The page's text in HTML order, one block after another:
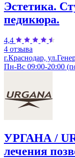
Эстетика.
педикюра.
4,4
4 отзыва
г.Краснодар,
Пн-Вс 09:00-20:00
УРГАНА /
лечения